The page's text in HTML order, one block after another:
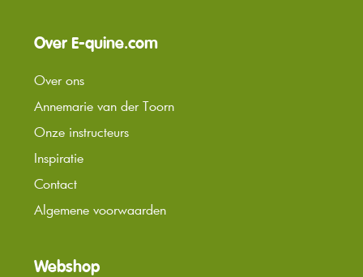
Over E-quine.com
Over ons
Annemarie van der Toorn
Onze instructeurs
Inspiratie
Contact
Algemene voorwaarden
Webshop